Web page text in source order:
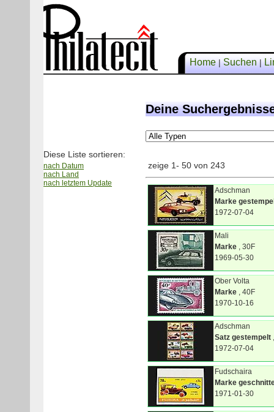
Home|Suchen|
Diese Liste sortieren:
nach Datum
nach Land
nach letztem Update
Deine
zeige 1- 50 von 243
Adschman
Marke
1972-07-04
Mali
Marke , 30F
1969-05-30
Ober Volta
Marke , 40F
1970-10-16
Adschman
Satz gestempelt
1972-07-04
Fudschaira
Marke
1971-01-30